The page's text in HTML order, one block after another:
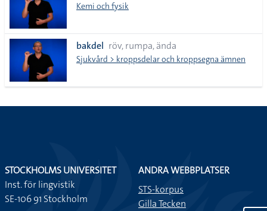
Kemi och fysik
bakdel röv, rumpa, ända
Sjukvård > kroppsdelar och kroppsegna ämnen
STOCKHOLMS UNIVERSITET
Inst. för lingvistik
SE-106 91 Stockholm
ANDRA WEBBPLATSER
STS-korpus
Gilla Tecken